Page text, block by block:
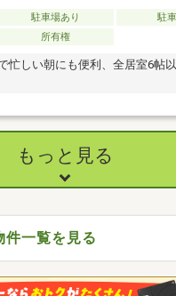
駐車場あり
駐
所有権
忙しい朝にも便利、全居室6帖
もっと見る
件一覧を見る